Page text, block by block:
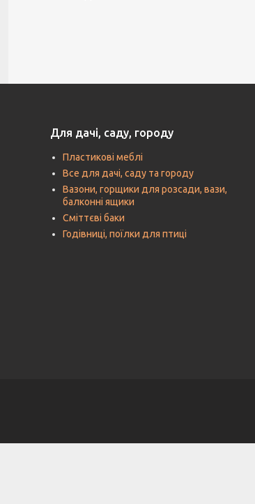
Для дачі, саду, городу
Пластикові меблі
Все для дачі, саду та городу
Вазони, горщики для розсади, вази,
балконні ящики
Сміттєві баки
Годівниці, поїлки для птиці